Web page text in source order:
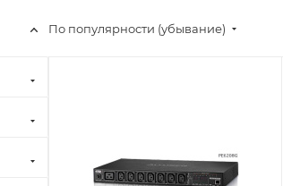
По популярности (убывание)